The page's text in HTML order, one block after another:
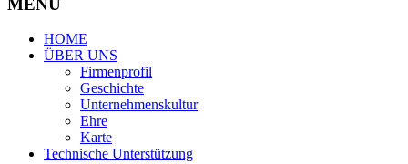
MENU
HOME
ÜBER UNS
Firmenprofil
Geschichte
Unternehmenskultur
Ehre
Karte
Technische Unterstützung